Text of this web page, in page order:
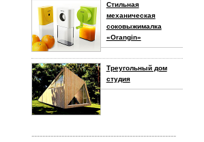
Стильная
механическая
соковыжималка
«Orangin»
Треугольный дом
студия
-----------------------------------------------------